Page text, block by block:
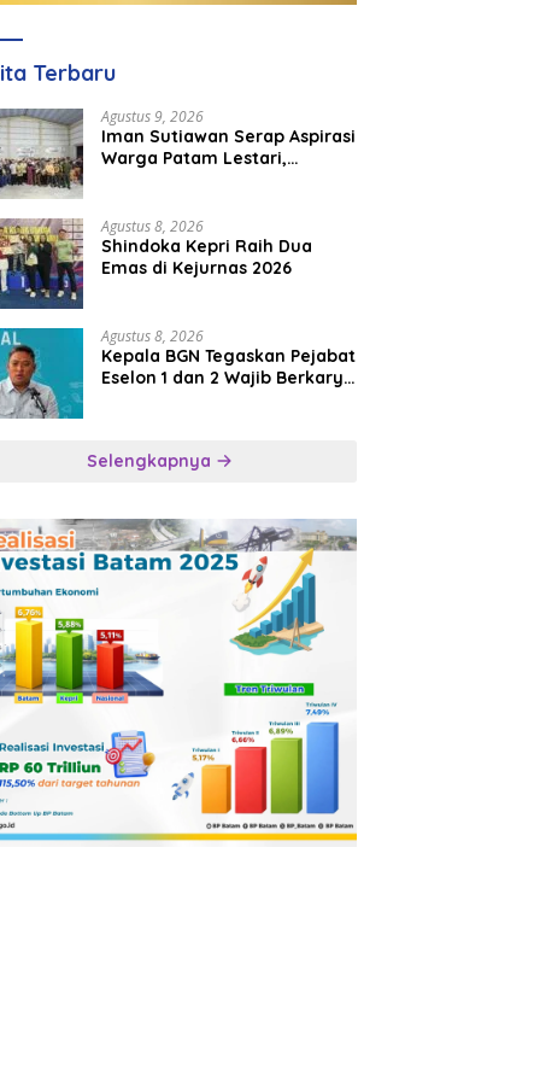
Terbaru
Agustus 9, 2026
Iman Sutiawan Serap Aspirasi
Warga Patam Lestari,
Agustus 8, 2026
Shindoka Kepri Raih Dua
Emas di Kejurnas 2026
Agustus 8, 2026
Kepala BGN Tegaskan Pejabat
Eselon 1 dan 2 Wajib Berkarya
Selengkapnya